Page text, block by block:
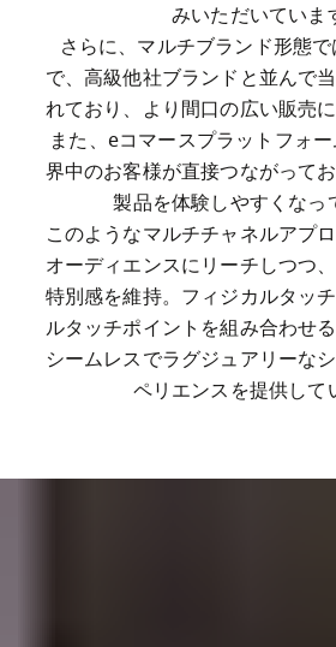
みいただいていま
さらに、マルチブランド形態
で、高級他社ブランドと並んで
れており、より間口の広い販売
また、eコマースプラットフォ
界中のお客様が直接つながって
製品を体験しやすくなっ
このようなマルチチャネルアプ
オーディエンスにリーチしつつ
特別感を維持。フィジカルタッ
ルタッチポイントを組み合わせ
シームレスでラグジュアリーな
ペリエンスを提供して